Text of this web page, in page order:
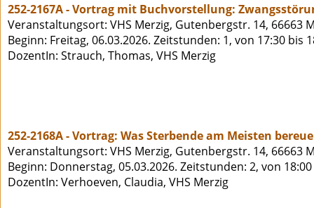
252-2167A - Vortrag mit Buchvorstellung:
Veranstaltungsort: VHS Merzig, Gutenbergstr. 14, 66663
Beginn: Freitag, 06.03.2026. Zeitstunden: 1, von 17:30 bis
DozentIn: Strauch, Thomas, VHS Merzig
252-2168A - Vortrag: Was Sterbende am Meisten
Veranstaltungsort: VHS Merzig, Gutenbergstr. 14, 66663
Beginn: Donnerstag, 05.03.2026. Zeitstunden: 2, von
DozentIn: Verhoeven, Claudia, VHS Merzig